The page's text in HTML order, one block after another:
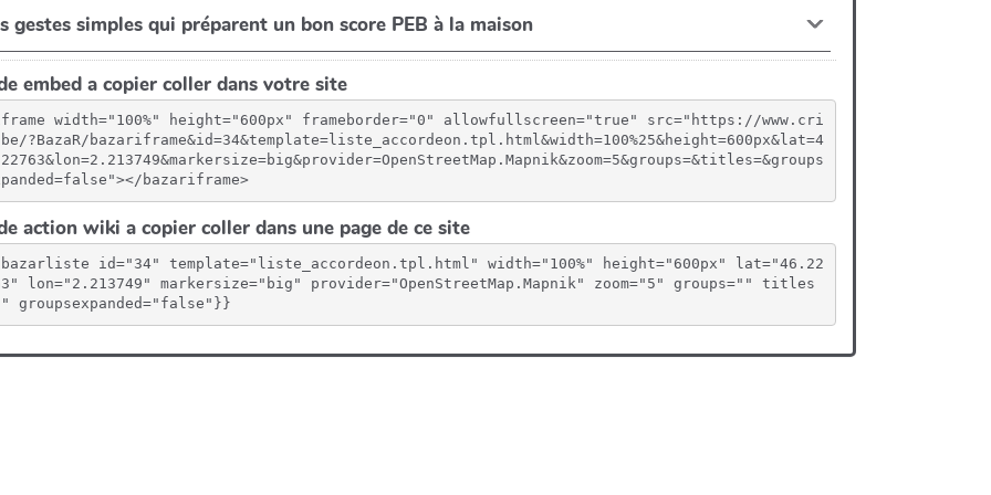
embed a copier coller dans votre site
width="100%" height="600px" frameborder="0" allowfullscreen="true" src="https://www.cri
?BazaR/bazariframe&id=34&template=liste_accordeon.tpl.html&width=100%25&height=600px&lat=4
bazariframe>
action wiki a copier coller dans une page de ce site
id="34" template="liste_accordeon.tpl.html" width="100%" height="600px" lat="46.22
lon="2.213749" markersize="big" provider="OpenStreetMap.Mapnik" zoom="5" groups="" titles
groupsexpanded="false"}}